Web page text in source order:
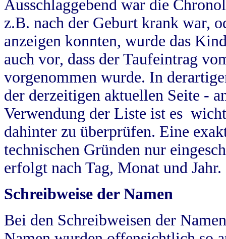
Ausschlaggebend war die
z.B. nach der Geburt krank war,
anzeigen konnten, wurde das
auch vor, dass der Taufeintrag
vorgenommen wurde. In
der derzeitigen aktuellen Seite -
Verwendung der Liste ist es
dahinter zu überprüfen. Eine
technischen Gründen nur
erfolgt nach Tag, Monat und Jahr.
Schreibweise der Namen
Bei den Schreibweisen der